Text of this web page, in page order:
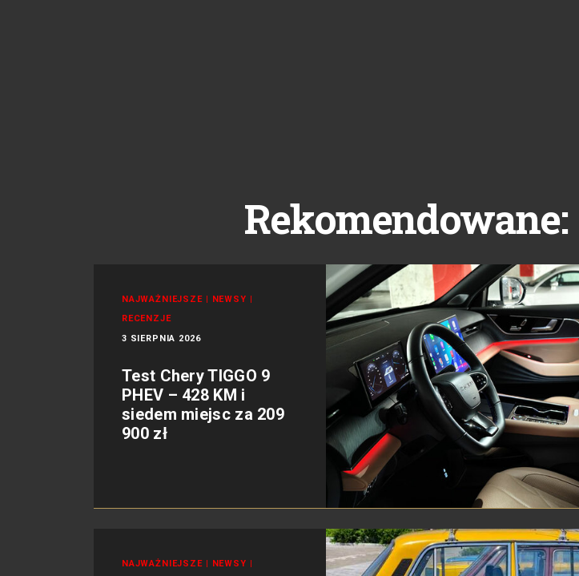
Rekomendowane:
NAJWAŻNIEJSZE | NEWSY |
RECENZJE
3 SIERPNIA 2026
Test Chery TIGGO 9
PHEV – 428 KM i
siedem miejsc za 209
900 zł
NAJWAŻNIEJSZE | NEWSY |